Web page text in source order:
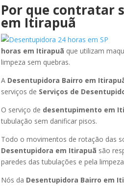
Por que contratar
em Itirapuã
horas em Itirapuã que utilizam
limpeza sem quebras.
A Desentupidora Bairro em
serviços de Serviços de
O serviço de desentupimento em
tubulação sem danificar pisos.
Todo o movimentos de rotação das
Desentupidora em Itirapuã são
paredes das tubulações e pela
Nós da Desentupidora Bairro em